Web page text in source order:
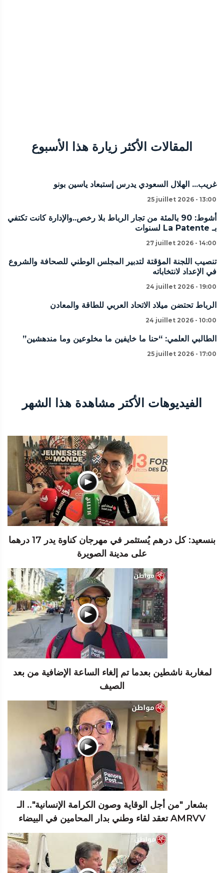
المقالات الأكثر زيارة هذا الأسبوع
غريب... الهلال السعودي يدرس إستبعاد ياسين بونو
25 juillet 2026 - 13:00
أشوط: 90 بالمئة من تجار الرباط بلا رخص..والإدارة كانت تكتفي
بـ La Patente لسنوات
27 juillet 2026 - 14:00
تنصيب اللجنة المؤقتة لتدبير المجلس الوطني للصحافة والشروع
في الإعداد لانتخاباته
24 juillet 2026 - 19:00
الرباط تحتضن ميلاد الاتحاد العربي للطاقة والمعادن
24 juillet 2026 - 10:00
الطالبي العلمي: “حنا ما خايفين ما مخلوعين وما مندهشين”
25 juillet 2026 - 17:00
الفيديوهات الأكتر مشاهدة هذا الشهر
بنسعيد: كل درهم يُستثمر في مهرجان كناوة يدر 17 درهما
على مدينة الصويرة
لمغاربة ناشطين بعدما تم إلغاء الساعة الإضافية من بعد
الصيف
بشعار "من أجل الوقاية وصون الكرامة الإنسانية".. الـ
AMRVV تعقد لقاء وطني بدار المحامين في البيضاء